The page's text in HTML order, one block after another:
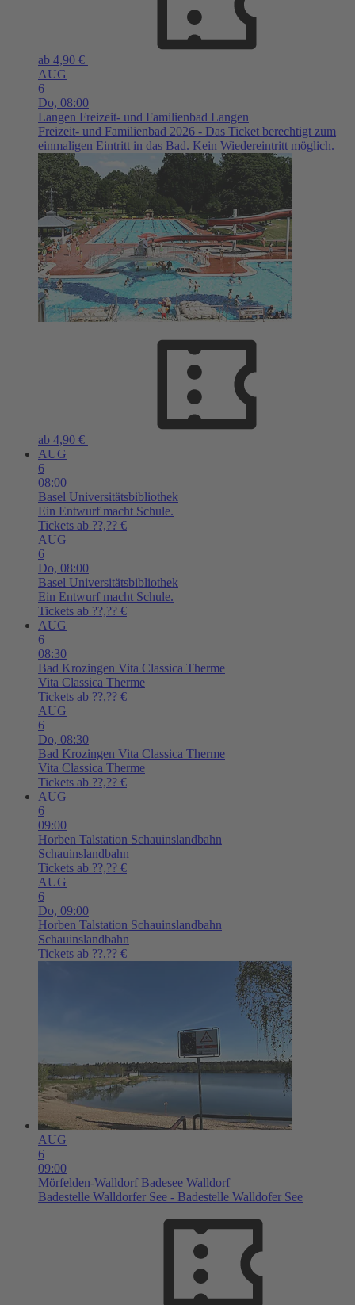
ab 4,90 €
AUG
6
Do, 08:00
Langen Freizeit- und Familienbad Langen
Freizeit- und Familienbad 2026 - Das Ticket berechtigt zum
einmaligen Eintritt in das Bad. Kein Wiedereintritt möglich.
ab 4,90 €
AUG
6
08:00
Basel Universitätsbibliothek
Ein Entwurf macht Schule.
Tickets ab ??,?? €
AUG
6
Do, 08:00
Basel Universitätsbibliothek
Ein Entwurf macht Schule.
Tickets ab ??,?? €
AUG
6
08:30
Bad Krozingen Vita Classica Therme
Vita Classica Therme
Tickets ab ??,?? €
AUG
6
Do, 08:30
Bad Krozingen Vita Classica Therme
Vita Classica Therme
Tickets ab ??,?? €
AUG
6
09:00
Horben Talstation Schauinslandbahn
Schauinslandbahn
Tickets ab ??,?? €
AUG
6
Do, 09:00
Horben Talstation Schauinslandbahn
Schauinslandbahn
Tickets ab ??,?? €
AUG
6
09:00
Mörfelden-Walldorf Badesee Walldorf
Badestelle Walldorfer See - Badestelle Walldofer See